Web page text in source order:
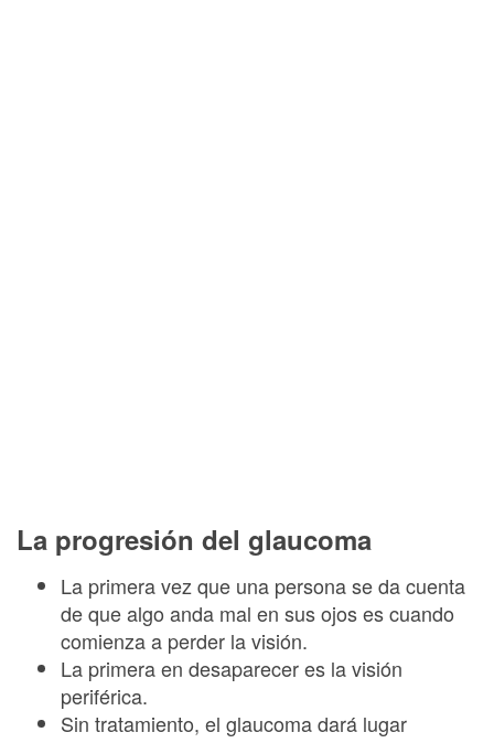
La progresión del glaucoma
La primera vez que una persona se da cuenta
de que algo anda mal en sus ojos es cuando
comienza a perder la visión.
La primera en desaparecer es la visión
periférica.
Sin tratamiento, el glaucoma dará lugar